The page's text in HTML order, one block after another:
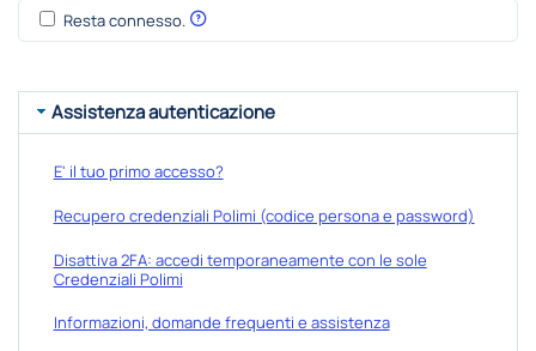
Resta connesso.
Assistenza autenticazione
E' il tuo primo accesso?
Recupero credenziali Polimi (codice persona e password)
Disattiva 2FA: accedi temporaneamente con le sole
Credenziali Polimi
Informazioni, domande frequenti e assistenza